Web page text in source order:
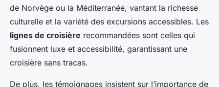
de Norvège ou la Méditerranée, vantant la richesse
culturelle et la variété des excursions accessibles. Les
lignes de croisière recommandées sont celles qui
fusionnent luxe et accessibilité, garantissant une
croisière sans tracas.
De plus, les témoignages insistent sur l’importance de